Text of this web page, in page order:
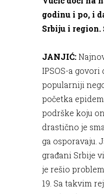
godinu i po, i
Srbiju i region.
JANJIĆ:
IPSOS-a govori
popularniji
početka
podrške koju
drastično je
ga osporavaju.
građani Srbije
je rešio
19. Sa takvim